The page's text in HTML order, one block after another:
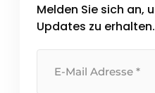
Melden Sie sich an,
Updates zu erhalten.